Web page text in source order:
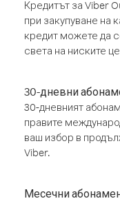
Кредитът за Viber
при закупуване на
кредит можете да
света на ниските
30-дневни
30-дневният
правите
ваш избор в
Viber.
Месечни